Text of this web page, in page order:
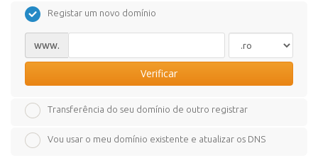
Registar um novo domínio
www.
Verificar
Transferência do seu domínio de outro registrar
Vou usar o meu domínio existente e atualizar os DNS